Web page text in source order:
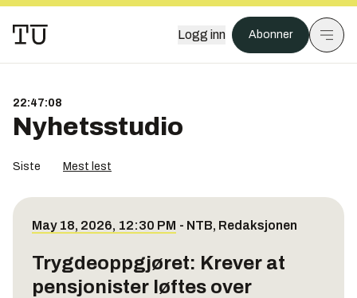
Logg inn Abonner
22:47:08
Nyhetsstudio
Siste Mest lest
May 18, 2026, 12:30 PM - NTB, Redaksjonen
Trygdeoppgjøret: Krever at
pensjonister løftes over